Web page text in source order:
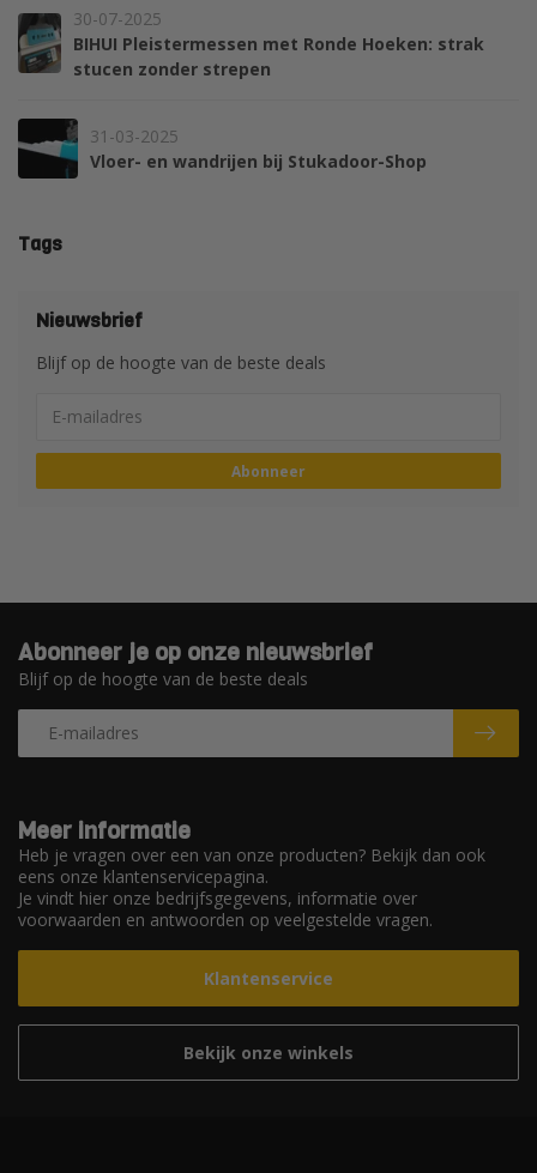
30-07-2025
BIHUI Pleistermessen met Ronde Hoeken: strak
stucen zonder strepen
31-03-2025
Vloer- en wandrijen bij Stukadoor-Shop
Tags
Nieuwsbrief
Blijf op de hoogte van de beste deals
Abonneer
Meer informatie
Heb je vragen over een van onze producten? Bekijk dan ook
eens onze klantenservicepagina.
Je vindt hier onze bedrijfsgegevens, informatie over
voorwaarden en antwoorden op veelgestelde vragen.
Klantenservice
Bekijk onze winkels
Abonneer je op onze nieuwsbrief
Blijf op de hoogte van de beste deals